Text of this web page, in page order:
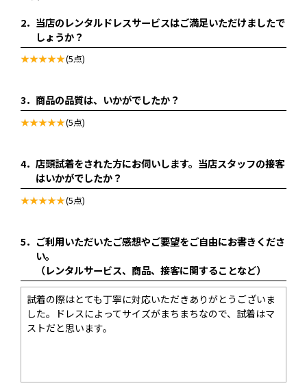
2． 当店のレンタルドレスサービスはご満足いただけましたで
しょうか？
(5点)
3． 商品の品質は、いかがでしたか？
(5点)
4． 店頭試着をされた方にお伺いします。当店スタッフの接客
はいかがでしたか？
(5点)
5． ご利用いただいたご感想やご要望をご自由にお書きくださ
い。
（レンタルサービス、商品、接客に関することなど）
試着の際はとても丁寧に対応いただきありがとうございま
した。ドレスによってサイズがまちまちなので、試着はマ
ストだと思います。